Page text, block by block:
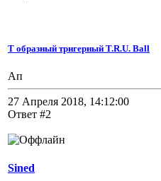
Т образный тригерный T.R.U. Ball
Ап
27 Апреля 2018, 14:12:00
Ответ #2
Sined